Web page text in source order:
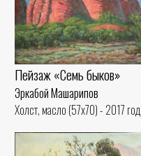
Пейзаж «Семь быков»
Эркабой Машарипов
Холст, масло (57x70) - 2017 год